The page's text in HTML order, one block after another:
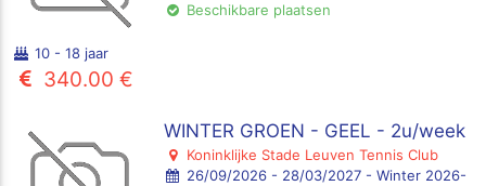
Beschikbare plaatsen
10 - 18 jaar
340.00 €
WINTER GROEN - GEEL - 2u/week
Koninklijke Stade Leuven Tennis Club
26/09/2026 - 28/03/2027 - Winter 2026-